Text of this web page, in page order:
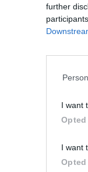
further
I want
Opted
I want
Opted